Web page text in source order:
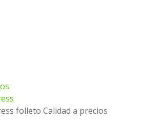
folleto Calidad a precios